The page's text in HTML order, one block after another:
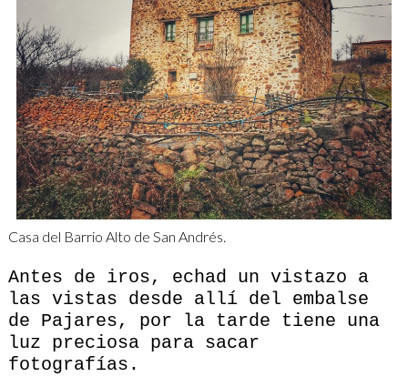
Casa del Barrio Alto de San Andrés.
Antes de iros, echad un vistazo a
las vistas desde allí del embalse
de Pajares, por la tarde tiene una
luz preciosa para sacar
fotografías.